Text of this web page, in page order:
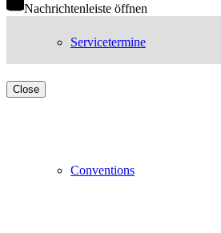
Servicetermine
Conventions
Nachrichtenleiste öffnen
Close